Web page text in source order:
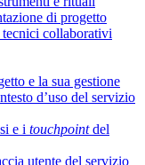
di progetto
collaborativi
e la sua gestione
d’uso del servizio
e i touchpointdel
utente del servizio